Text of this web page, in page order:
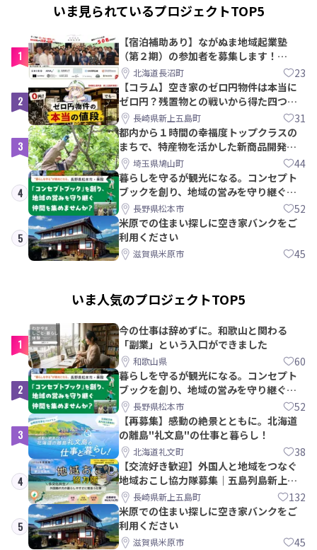
いま見られているプロジェクトTOP5
1
【宿泊補助あり】ながぬま地域起業塾
（第２期）の参加者を募集します！
【8/21〆】
北海道長沼町 23
2
【コラム】空き家のゼロ円物件は本当に
ゼロ円？残置物との戦いから得た四つの
教訓｜新上五島町
長崎県新上五島町 31
3
都内から１時間の幸福度トップクラスの
まちで、特産物を活かした新商品開発＆
PRメンバー募集！
埼玉県鳩山町 44
4
暮らしを守るが観光になる。コンセプト
ブックを創り、地域の営みを守り継ぐ仲
間を集めませんか？
長野県松本市 52
5
米原での住まい探しに空き家バンクをご
利用ください
滋賀県米原市 45
いま人気のプロジェクトTOP5
1
今の仕事は辞めずに。和歌山と関わる
「副業」という入口ができました
和歌山県 60
2
暮らしを守るが観光になる。コンセプト
ブックを創り、地域の営みを守り継ぐ仲
間を集めませんか？
長野県松本市 52
3
【再募集】感動の絶景とともに。北海道
の離島"礼文島"の仕事と暮らし！
北海道礼文町 38
4
【交流好き歓迎】外国人と地域をつなぐ
地域おこし協力隊募集｜五島列島新上五
島町長崎県新上五島町 132
5
米原での住まい探しに空き家バンクをご
利用ください
滋賀県米原市 45